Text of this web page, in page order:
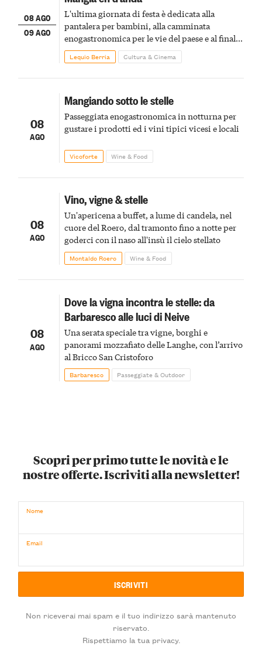
08 AGO
09 AGO
L'ultima giornata di festa è dedicata alla
pantalera per bambini, alla camminata
enogastronomica per le vie del paese e al finale
pirotecnico
Lequio Berria Cultura & Cinema
08
AGO
Mangiando sotto le stelle
Passeggiata enogastronomica in notturna per
gustare i prodotti ed i vini tipici vicesi e locali
Vicoforte Wine & Food
08
AGO
Vino, vigne & stelle
Un'apericena a buffet, a lume di candela, nel
cuore del Roero, dal tramonto fino a notte per
goderci con il naso all'insù il cielo stellato
Montaldo Roero Wine & Food
08
AGO
Dove la vigna incontra le stelle: da
Barbaresco alle luci di Neive
Una serata speciale tra vigne, borghi e
panorami mozzafiato delle Langhe, con l’arrivo
al Bricco San Cristoforo
Barbaresco Passeggiate & Outdoor
Scopri per primo tutte le novità e le
nostre offerte. Iscriviti alla newsletter!
Nome
Email
Non riceverai mai spam e il tuo indirizzo sarà mantenuto
riservato.
Rispettiamo la tua privacy.